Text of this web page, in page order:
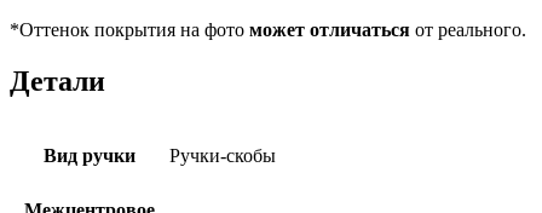
*Оттенок покрытия на фото может отличаться от реального.
Детали
Вид ручки Ручки-скобы